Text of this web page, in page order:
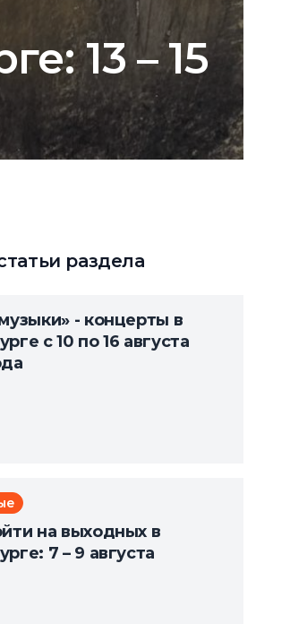
13 – 15
раздела
- концерты в
с 10 по 16 августа
на выходных в
7 – 9 августа